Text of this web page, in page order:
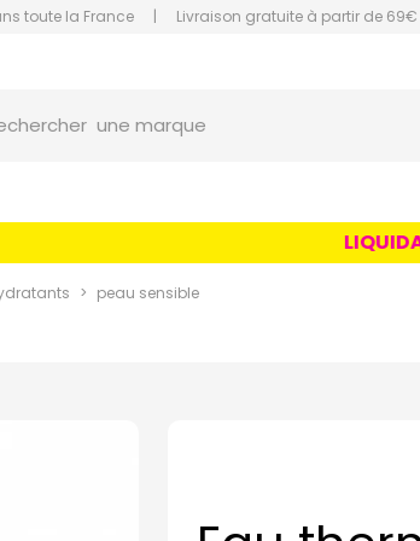
toute la France | Livraison gratuite à partir de
peau sensible